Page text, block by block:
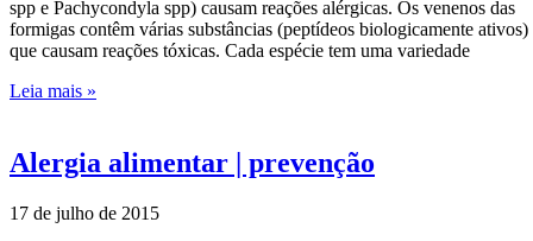
spp e Pachycondyla spp) causam reações alérgicas. Os venenos das
formigas contêm várias substâncias (peptídeos biologicamente ativos)
que causam reações tóxicas. Cada espécie tem uma variedade
Leia mais »
Alergia alimentar | prevenção
17 de julho de 2015